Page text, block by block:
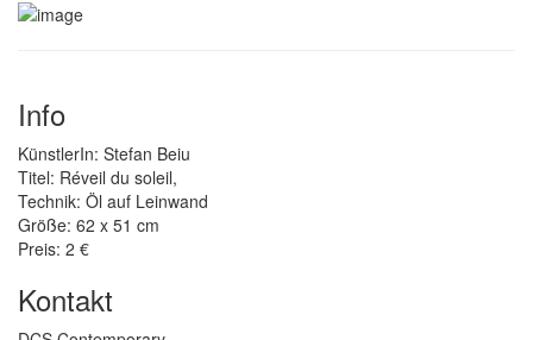
Info
KünstlerIn: Stefan Beiu
Titel: Réveil du soleil,
Technik: Öl auf Leinwand
Größe: 62 x 51 cm
Preis: 2 €
Kontakt